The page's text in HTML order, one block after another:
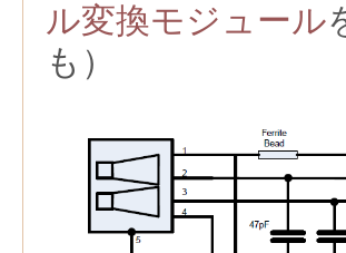
ル変換モジュール
も）